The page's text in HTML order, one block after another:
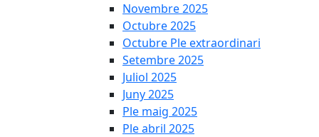
Novembre 2025
Octubre 2025
Octubre Ple extraordinari
Setembre 2025
Juliol 2025
Juny 2025
Ple maig 2025
Ple abril 2025